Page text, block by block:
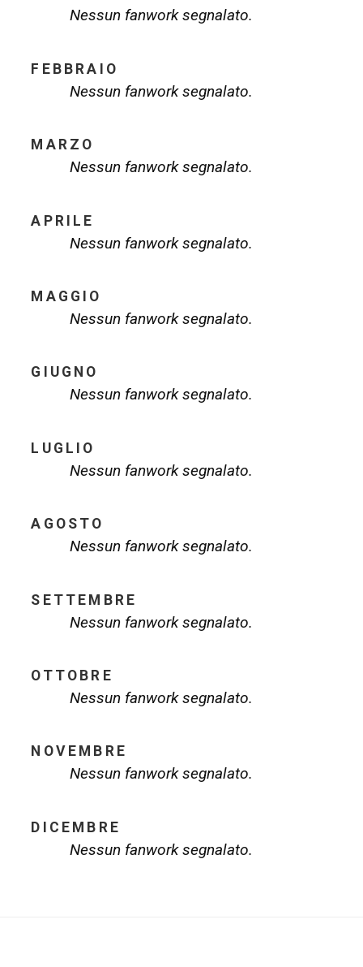
Nessun fanwork segnalato.
FEBBRAIO
Nessun fanwork segnalato.
MARZO
Nessun fanwork segnalato.
APRILE
Nessun fanwork segnalato.
MAGGIO
Nessun fanwork segnalato.
GIUGNO
Nessun fanwork segnalato.
LUGLIO
Nessun fanwork segnalato.
AGOSTO
Nessun fanwork segnalato.
SETTEMBRE
Nessun fanwork segnalato.
OTTOBRE
Nessun fanwork segnalato.
NOVEMBRE
Nessun fanwork segnalato.
DICEMBRE
Nessun fanwork segnalato.